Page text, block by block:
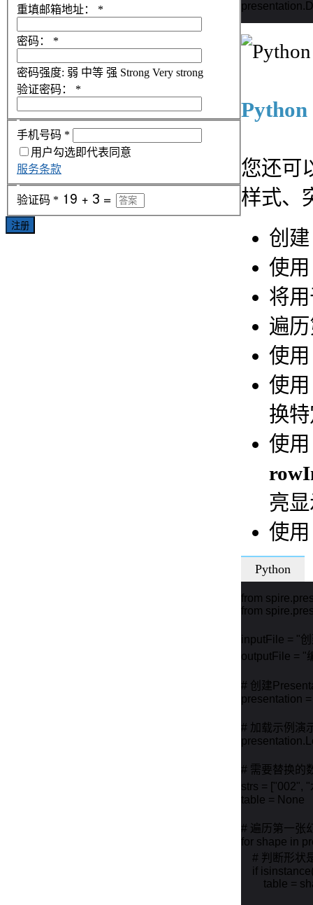
您还可
样式、
创
使
将
遍
使
使
换
使
亮
使
Python
from
from
inputFile = "
outputFile = "
# 创建
presentation
# 加载示例演
# 需要替换的
strs = ["002",
table = None
# 遍历第一张
for shape in
# 判断形
if
table =
重填邮箱地址： *
密码： *
密码强度: 弱 中等 强 Strong Very strong
验证密码：
*
手机号码 *
用户勾选即代表同意
服务条款
验证码 *
注册